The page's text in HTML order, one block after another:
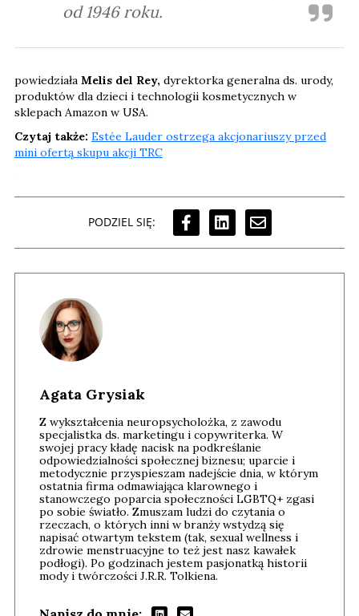
od 1946 roku.
powiedziała Melis del Rey, dyrektorka generalna ds. urody,
produktów dla dzieci i technologii kosmetycznych w
sklepach Amazon w USA.
Czytaj także: Estée Lauder ostrzega akcjonariuszy przed
mini ofertą skupu akcji TRC
PODZIEL SIĘ:
Agata Grysiak
Z wykształcenia neuropsycholożka, z zawodu
specjalistka ds. marketingu i copywriterka. W
swojej pracy kładę nacisk na podkreślanie
odpowiedzialności społecznej biznesu; uparcie i
metodycznie przyspieszam nadejście dnia, w którym
ostatnia firma odmawiająca klarownego i
stanowczego poparcia społeczności LGBTQ+ zgasi
po sobie światło. Zmuszam ludzi do czytania o
rzeczach, o których inni w branży wstydzą się
napisać otwartym tekstem (tak, sexual wellness i
zdrowie menstruacyjne to też jest nasz kawałek
podłogi). Po godzinach jestem pasjonatką historii
mody i twórczości J.R.R. Tolkiena.